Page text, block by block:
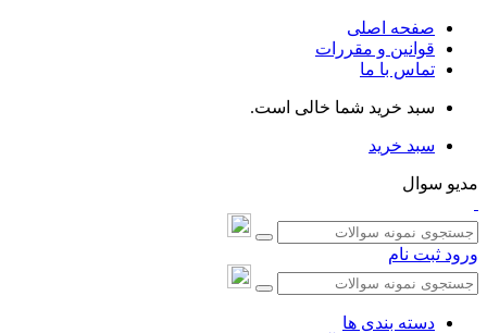
صفحه اصلی
قوانین و مقررات
تماس با ما
سبد خرید شما خالی است.
سبد خرید
مدیو سوال
ورود ثبت نام
دسته بندی ها